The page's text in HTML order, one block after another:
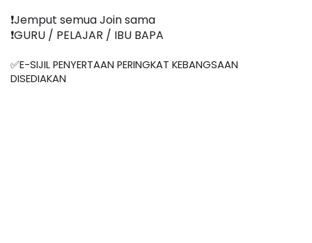
❗️Jemput semua Join sama
❗️GURU / PELAJAR / IBU BAPA
✅E-SIJIL PENYERTAAN PERINGKAT KEBANGSAAN
DISEDIAKAN